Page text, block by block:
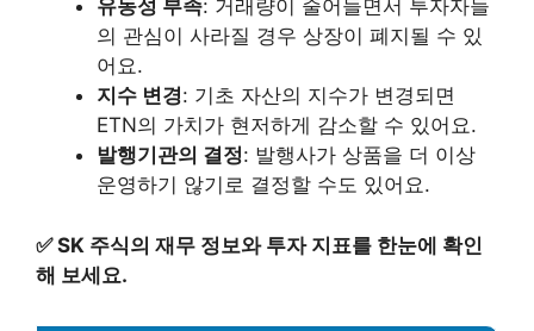
유동성 부족: 거래량이 줄어들면서 투자자들
의 관심이 사라질 경우 상장이 폐지될 수 있
어요.
지수 변경: 기초 자산의 지수가 변경되면
ETN의 가치가 현저하게 감소할 수 있어요.
발행기관의 결정: 발행사가 상품을 더 이상
운영하기 않기로 결정할 수도 있어요.
✅SK 주식의 재무 정보와 투자 지표를 한눈에 확인
해 보세요.